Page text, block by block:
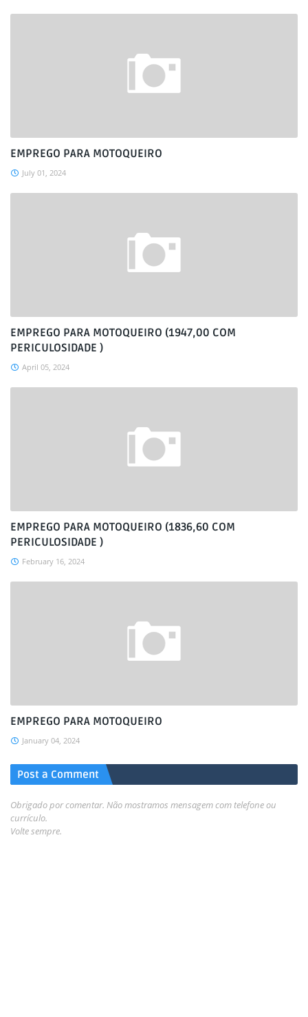
EMPREGO PARA MOTOQUEIRO
July 01, 2024
EMPREGO PARA MOTOQUEIRO (1947,00 COM
PERICULOSIDADE )
April 05, 2024
EMPREGO PARA MOTOQUEIRO (1836,60 COM
PERICULOSIDADE )
February 16, 2024
EMPREGO PARA MOTOQUEIRO
January 04, 2024
Post a Comment
Obrigado por comentar. Não mostramos mensagem com telefone ou
currículo.
Volte sempre.